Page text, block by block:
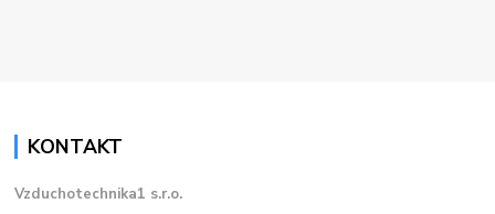
KONTAKT
Vzduchotechnika1 s.r.o.